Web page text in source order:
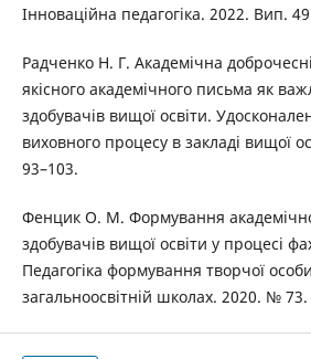
Інноваційна педагогіка. 2022. Вип.
Радченко Н. Г. Академічна
якісного академічного письма як
здобувачів вищої освіти.
виховного процесу в закладі вищої
93–103.
Фенцик О. М. Формування
здобувачів вищої освіти у процесі
Педагогіка формування творчої
загальноосвітній школах. 2020. №